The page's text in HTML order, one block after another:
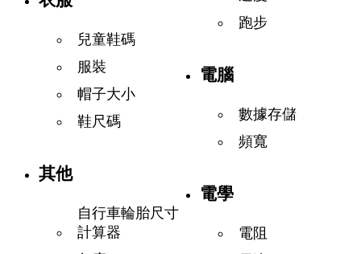
兒童鞋碼
服裝
帽子大小
鞋尺碼
其他
自行車輪胎尺寸
計算器
跑步
電腦
數據存儲
頻寬
電學
電阻